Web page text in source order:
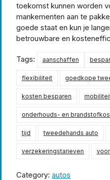
toekomst kunnen worden
mankementen aan te
goede staat en kun je
betrouwbare en
Tags: aanschaffen
flexibiliteit goedkope
kosten besparen
onderhouds- en
tijd tweedehands auto
verzekeringstarieven
Category: autos